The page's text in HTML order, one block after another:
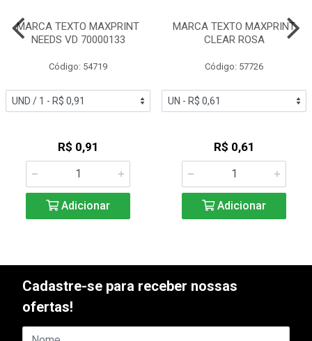
MARCA TEXTO MAXPRINT
NEEDS VD 70000133
Código: 54719
R$ 0,91
Adicionar
MARCA TEXTO MAXPRINT
CLEAR ROSA
Código: 57726
R$ 0,61
Adicionar
Cadastre-se para receber nossas
ofertas!